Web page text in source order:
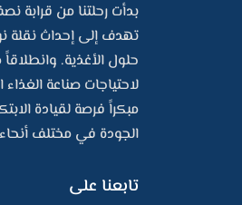
بدأت رحلتنا من قرابة
تهدف إلى إحداث نقلة
حلول الأغذية.
لاحتياجات صناعة الغذاء
مبكراً فرصة لقيادة
الجودة في مختلف
تابعنا على